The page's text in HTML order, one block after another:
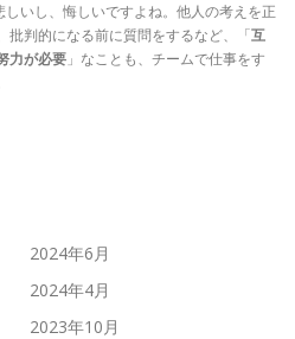
いし、悔しいですよね。他人の考えを正
批判的になる前に質問をするなど、「互
力が必要 」なことも、チームで仕事をす
2024年6月
2024年4月
2023年10月